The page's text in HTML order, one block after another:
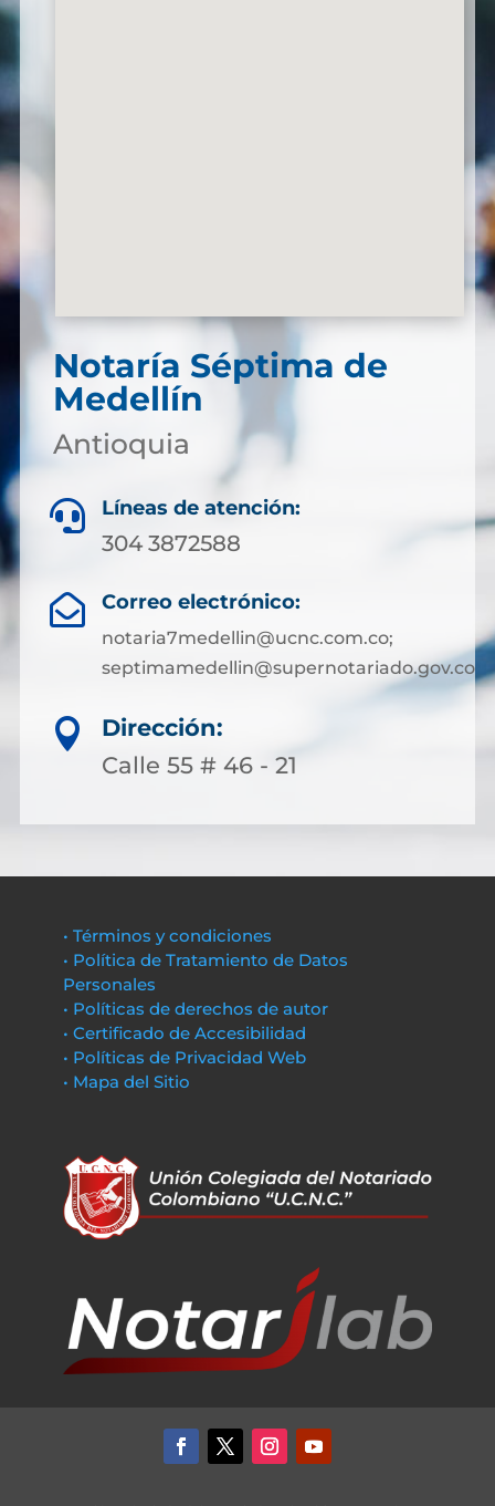
Notaría Séptima de
Medellín
Antioquia
 Líneas de atención:
304 3872588
 Correo electrónico:
notaria7medellin@ucnc.com.co;
septimamedellin@supernotariado.gov.co

Dirección:
Calle 55 # 46 - 21
• Términos y condiciones
• Política de Tratamiento de Datos
Personales
• Políticas de derechos de autor
• Certificado de Accesibilidad
• Políticas de Privacidad Web
• Mapa del Sitio